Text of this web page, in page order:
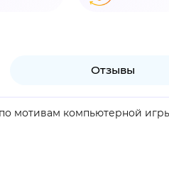
Отзывы
мотивам компьютерной